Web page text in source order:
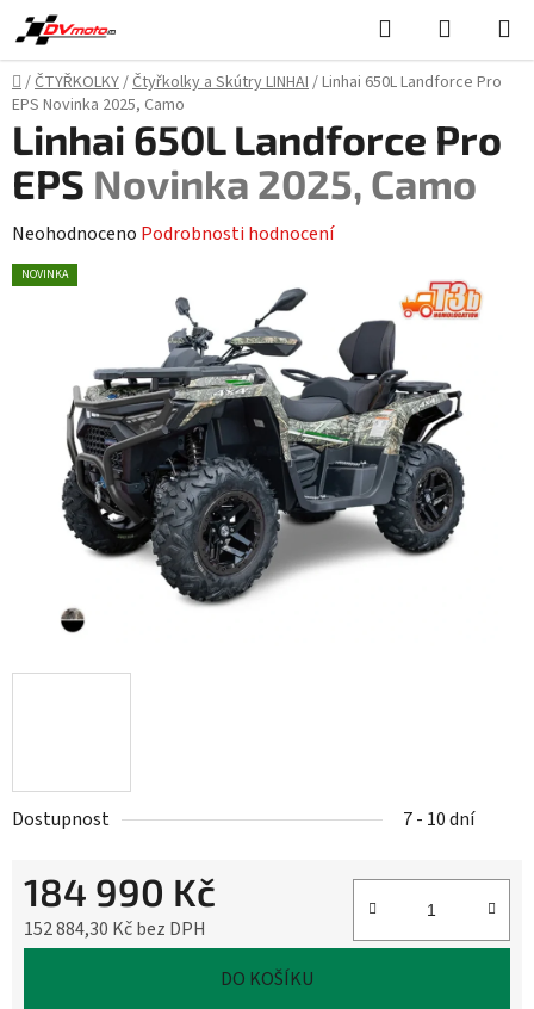
Přejít
na
obsah
Hledat
KOŠÍK
Domů
/ČTYŘKOLKY/Čtyřkolky a Skútry LINHAI/Linhai 650L Landforce Pro
EPS Novinka 2025, Camo
Dostupnost 7 - 10 dní
184 990 Kč
152 884,30 Kč bez DPH
DO KOŠÍKU
Linhai 650L Landforce Pro
EPS Novinka 2025, Camo
Průměrné
hodnocení
hvězdiček.
Neohodnoceno Podrobnosti hodnocení
NOVINKA